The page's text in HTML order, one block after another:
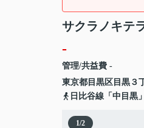
サクラノキテ
-
管理/共益費 -
東京都 目黒区 目黒 ３
日比谷線「中目黒
1/2